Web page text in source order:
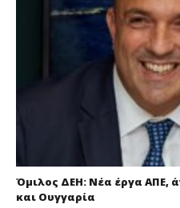
Όμιλος ΔΕΗ: Νέα έργα ΑΠΕ,
και Ουγγαρία